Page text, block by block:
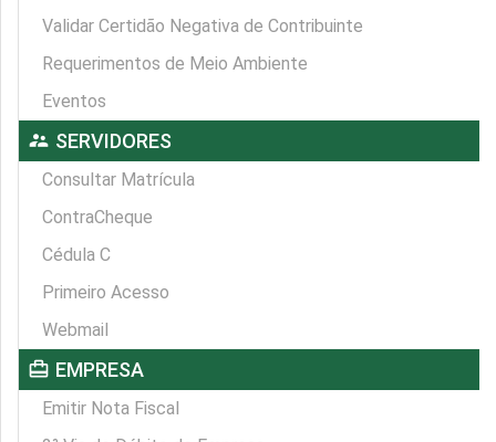
Validar Certidão Negativa de Contribuinte
Requerimentos de Meio Ambiente
Eventos
supervisor_account SERVIDORES
Consultar Matrícula
ContraCheque
Cédula C
Primeiro Acesso
Webmail
card_travel EMPRESA
Emitir Nota Fiscal